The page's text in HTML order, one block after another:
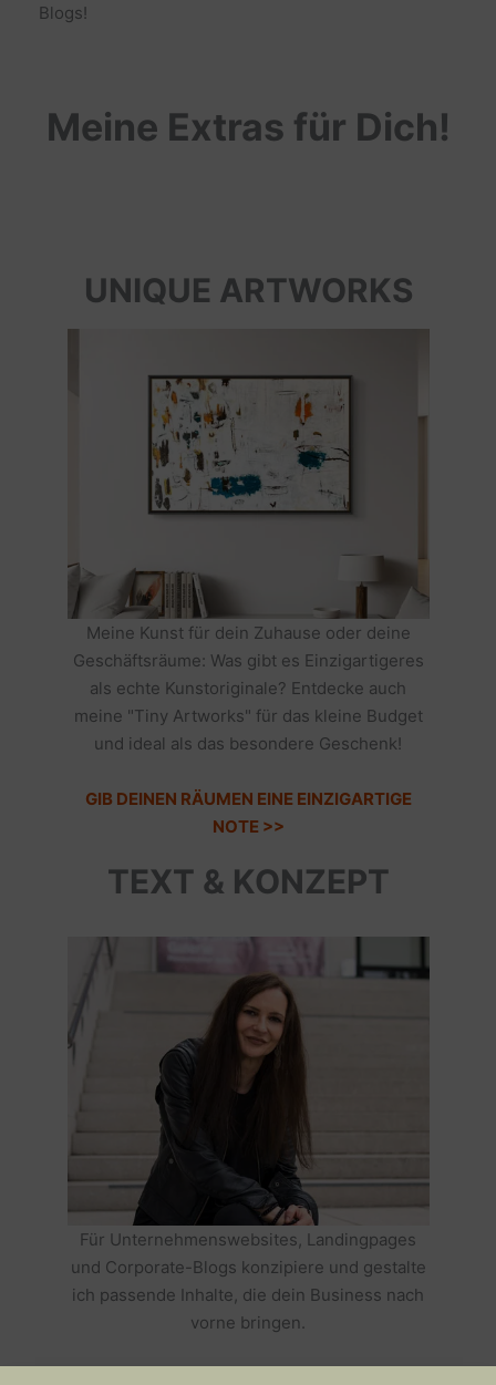
Blogs!
Meine Extras für Dich!
UNIQUE ARTWORKS
Meine Kunst für dein Zuhause oder deine
Geschäftsräume: Was gibt es Einzigartigeres
als echte Kunstoriginale? Entdecke auch
meine "Tiny Artworks" für das kleine Budget
und ideal als das besondere Geschenk!
GIB DEINEN RÄUMEN EINE EINZIGARTIGE
NOTE >>
TEXT & KONZEPT
Für Unternehmenswebsites, Landingpages
und Corporate-Blogs konzipiere und gestalte
ich passende Inhalte, die dein Business nach
vorne bringen.